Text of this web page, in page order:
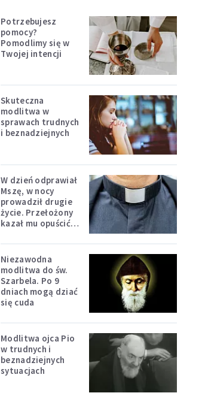
Potrzebujesz
pomocy?
Pomodlimy się w
Twojej intencji
Skuteczna
modlitwa w
sprawach trudnych
i beznadziejnych
W dzień odprawiał
Mszę, w nocy
prowadził drugie
życie. Przełożony
kazał mu opuścić
Niezawodna
modlitwa do św.
Szarbela. Po 9
dniach mogą dziać
się cuda
Modlitwa ojca Pio
w trudnych i
beznadziejnych
sytuacjach